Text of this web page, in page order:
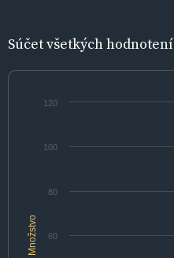
Súčet všetkých hodnotení
Množstvo 60
80
100
120